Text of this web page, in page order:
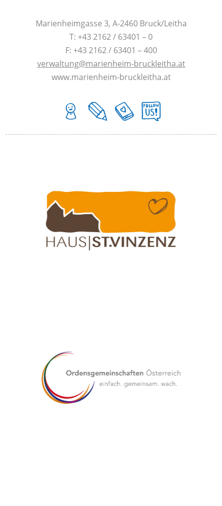
Marienheimgasse 3, A-2460 Bruck/Leitha
T: +43 2162 / 63401 – 0
F: +43 2162 / 63401 – 400
verwaltung@marienheim-bruckleitha.at
www.marienheim-bruckleitha.at